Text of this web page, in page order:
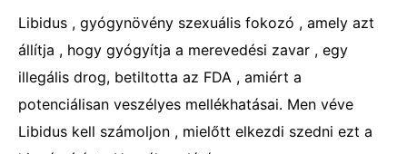
Libidus , gyógynövény szexuális fokozó , amely azt
állítja , hogy gyógyítja a merevedési zavar , egy
illegális drog, betiltotta az FDA , amiért a
potenciálisan veszélyes mellékhatásai. Men véve
Libidus kell számoljon , mielőtt elkezdi szedni ezt a